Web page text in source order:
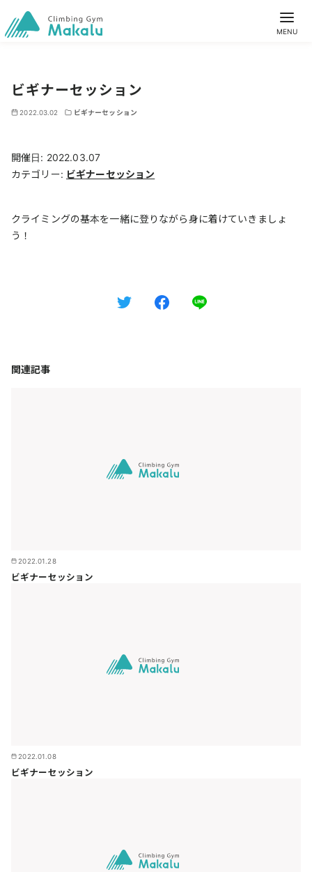
ビギナーセッション
2022.03.02 ビギナーセッション
開催日: 2022.03.07
カテゴリー: ビギナーセッション
クライミングの基本を一緒に登りながら身に着けていきましょ
う！
関連記事
2022.01.28
ビギナーセッション
2022.01.08
ビギナーセッション